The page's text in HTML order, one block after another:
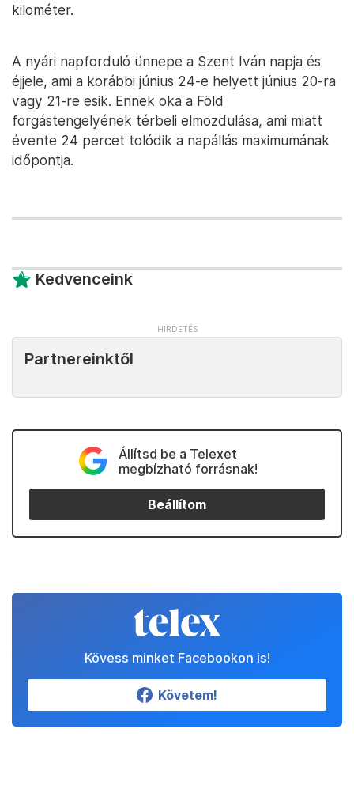
kilométer.
A nyári napforduló ünnepe a Szent Iván napja és
éjjele, ami a korábbi június 24-e helyett június 20-ra
vagy 21-re esik. Ennek oka a Föld
forgástengelyének térbeli elmozdulása, ami miatt
évente 24 percet tolódik a napállás maximumának
időpontja.
Kedvenceink
Partnereinktől
Állítsd be a Telexet
megbízható forrásnak!
Beállítom
Kövess minket Facebookon is!
Követem!